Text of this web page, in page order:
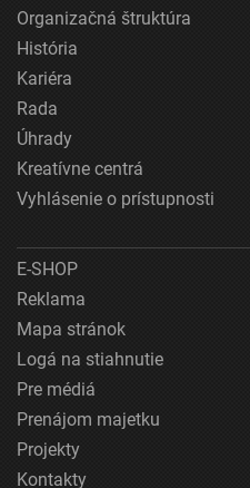
Organizačná štruktúra
História
Kariéra
Rada
Úhrady
Kreatívne centrá
Vyhlásenie o prístupnosti
E-SHOP
Reklama
Mapa stránok
Logá na stiahnutie
Pre médiá
Prenájom majetku
Projekty
Kontakty